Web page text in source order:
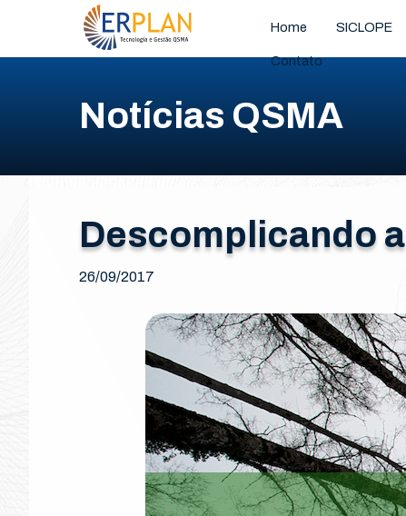
Home SICLOPE
Contato
Notícias QSMA
Descomplicando
26/09/2017